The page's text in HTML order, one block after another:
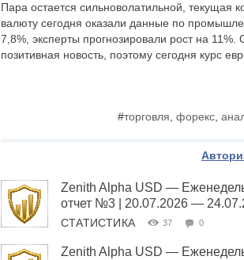
Пара остается сильноволатильной, текущая
валюту сегодня оказали данные по
7,8%, эксперты прогнозировали рост на
позитивная новость, поэтому сегодня курс
#торговля форекс
Zenith Alpha USD —
отчет №3 | 20.07.2026 —
СТАТИСТИКА 37 0
Zenith Alpha USD —